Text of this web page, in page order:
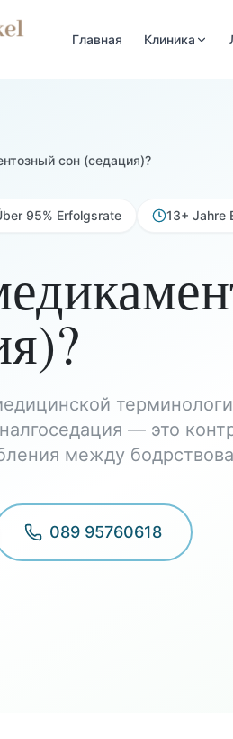
Главная Клиника
сон (седация)?
95% Erfolgsrate 13+ Jahre
— это
между
089 95760618